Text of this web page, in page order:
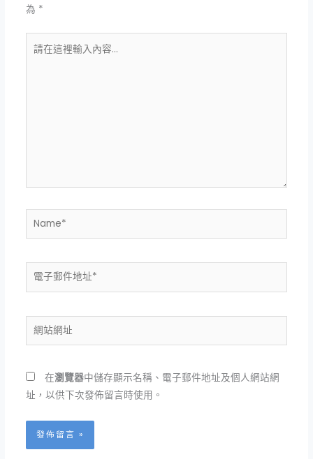
為 *
在
Name*
電
*
址
在瀏覽器中儲存顯示名稱、電子郵件地址及個人網站網
址，以供下次發佈留言時使用。